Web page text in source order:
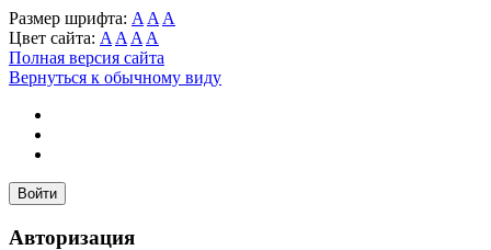
Размер шрифта: A A A
Цвет сайта: A A A A
Полная версия сайта
Вернуться к обычному виду
Войти
Авторизация